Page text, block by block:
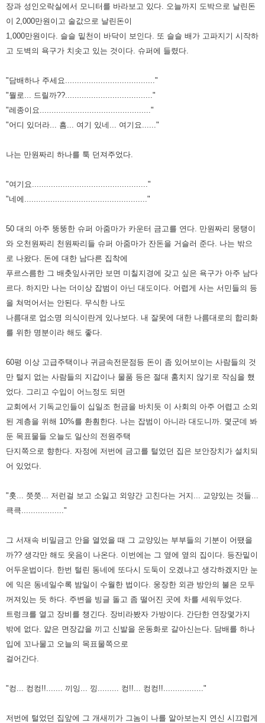
장과 성인오락실에서 모니터를 바라보고 있다. 오늘까지 도박으로 날린돈
이 2,000만원이고 술값으로 날린돈이
1,000만원이다. 슬슬 밑천이 바닥이 보인다. 또 슬슬 배가 고파지기 시작하
고 도벽의 욕구가 치솟고 있는 것이다. 슈퍼에 들렸다.
"담배하나 주세요......................................"
"뭘로... 드릴까??....................................."
"레종이요..............................................."
"어디 있더라... 흠... 여기 있네... 여기요......"
나는 만원짜리 하나를 툭 던져주었다.
"여기요................................................."
"네에...................................................."
50 대의 아주 뚱뚱한 슈퍼 아줌마가 카운터 금고를 연다. 만원짜리 뭉탱이
와 오천원짜리 천원짜리들 슈퍼 아줌마가 잔돈을 거슬러 준다. 나는 밖으
로 나왔다. 돈에 대한 남다른 집착에
푸르스름한 그 배춧잎사귀만 보면 미칠지경에 갖고 싶은 욕구가 아주 남다
르다. 하지만 나는 더이상 잡범이 아닌 대도이다. 어렵게 사는 서민들의 등
을 쳐먹어서는 안된다. 무식한 나도
나름대로 업소명 의식이란게 있나보다. 내 잘못에 대한 나름대로의 합리화
를 위한 명분이라 해도 좋다.
60평 이상 고급주택이나 귀금속전문점등 돈이 좀 있어보이는 사람들의 것
만 털지 없는 사람들의 지갑이나 물품 등은 절대 훔치지 않기로 작심을 했
었다. 그리고 수입이 어느정도 되면
교회에서 기독교인들이 십일조 헌금을 바치듯 이 사회의 아주 어렵고 소외
된 계층을 위해 10%를 환훤한다. 나는 잡범이 아니라 대도니까. 몇군데 봐
둔 목표물들 오늘도 일산의 전원주택
단지쪽으로 향한다. 자정에 저번에 금고를 털었던 집은 보안장치가 설치되
어 있었다.
"훗... 쯧쯧... 저런걸 보고 소잃고 외양간 고친다는 거지... 교양있는 것들...
큭큭.................."
그 서재속 비밀금고 안을 열었을 때 그 교양있는 부부들의 기분이 어땠을
까?? 생각만 해도 웃음이 나온다. 이번에는 그 옆에 옆의 집이다. 등잔밑이
어두운법이다. 한번 털린 동네에 또다시 도둑이 오겠냐고 생각하겠지만 눈
에 익은 동네일수록 밤일이 수월한 법이다. 웅장한 외관 방안의 불은 모두
꺼져있는 듯 하다. 주변을 빙글 돌고 좀 떨어진 곳에 차를 세워두었다.
트렁크를 열고 장비를 챙긴다. 장비라봤자 가방이다. 간단한 연장몇가지
밖에 없다. 얇은 면장갑을 끼고 신발을 운동화로 갈아신는다. 담배를 하나
입에 꼬나물고 오늘의 목표물쪽으로
걸어간다.
"컹... 컹컹!!....... 끼잉... 낑......... 컹!!... 컹컹!!................."
저번에 털었던 집앞에 그 개새끼가 그놈이 나를 알아보는지 연신 시끄럽게